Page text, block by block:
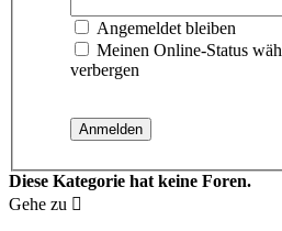
Angemeldet bleiben
Meinen Online-Status
verbergen
Diese Kategorie hat keine Foren.
Gehe zu